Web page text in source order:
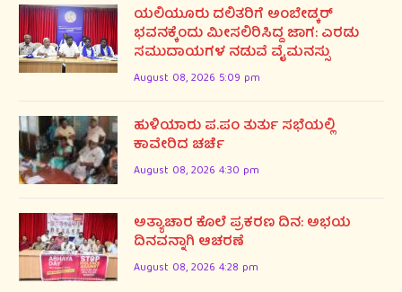
ಯಲಿಯೂರು ದಲಿತರಿಗೆ ಅಂಬೇಡ್ಕರ್
ಭವನಕ್ಕೆಂದು ಮೀಸಲಿರಿಸಿದ್ದ ಜಾಗ: ಎರಡು
ಸಮುದಾಯಗಳ ನಡುವೆ ವೈಮನಸ್ಸು
August 08, 2026 5:09 pm
ಹುಳಿಯಾರು ಪ.ಪಂ ತುರ್ತು ಸಭೆಯಲ್ಲಿ
ಕಾವೇರಿದ ಚರ್ಚೆ
August 08, 2026 4:30 pm
ಅತ್ಯಾಚಾರ ಕೊಲೆ ಪ್ರಕರಣ ದಿನ: ಅಭಯ
ದಿನವನ್ನಾಗಿ ಆಚರಣೆ
August 08, 2026 4:28 pm